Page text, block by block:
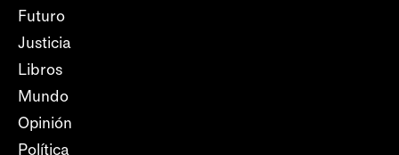
Futuro
Justicia
Libros
Mundo
Opinión
Política